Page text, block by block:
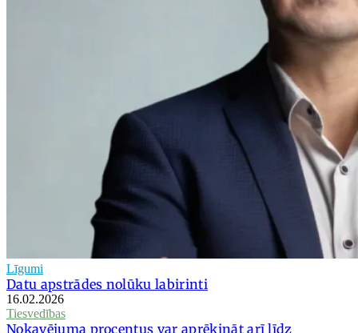
Līgumi
Datu apstrādes nolūku labirinti
16.02.2026
Tiesvedības
Nokavējuma procentus var aprēķināt arī līdz